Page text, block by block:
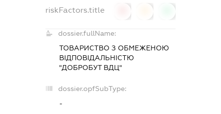
riskFactors.title
dossier.fullName:
ТОВАРИСТВО З ОБМЕЖЕНОЮ
ВІДПОВІДАЛЬНІСТЮ
"ДОБРОБУТ ВДЦ"
dossier.opfSubType:
-